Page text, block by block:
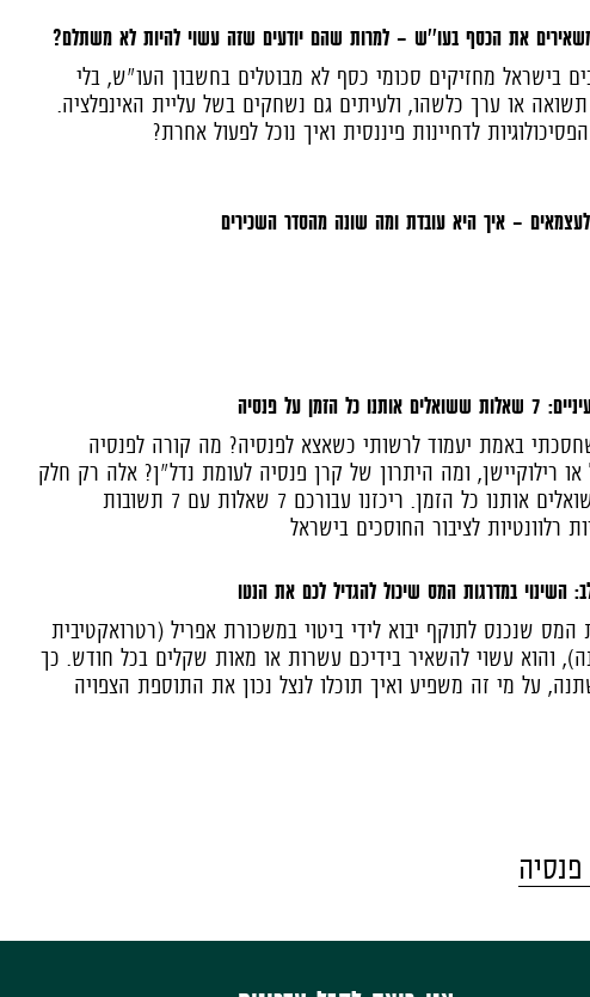
את הכסף בעו''ש – למרות שהם יודעים שזה עשוי להיות לא משתלם?
בישראל מחזיקים סכומי כסף לא מבוטלים בחשבון העו"ש, בלי
או ערך כלשהו, ולעיתים גם נשחקים בשל עליית האינפלציה.
לדחיינות פיננסית ואיך נוכל לפעול אחרת?
- איך היא עובדת ומה שונה מהסדר השכירים
הזמן על פנסיה
באמת יעמוד לרשותי כשאצא לפנסיה? מה קורה לפנסיה
או רילוקיישן, ומה היתרון של קרן פנסיה לעומת נדל"ן? אלה רק חלק
מהשאלות ששואלים אותנו כל הזמן. ריכזנו עבורכם 7 שאלות עם 7 תשובות
רלוונטיות לציבור החוסכים בישראל
השינוי במדרגות המס שיכול להגדיל לכם את הנטו
המס שנכנס לתוקף יבוא לידי ביטוי במשכורת אפריל (רטרואקטיבית
והוא עשוי להשאיר בידיכם עשרות או מאות שקלים בכל חודש. כך
על מי זה משפיע ואיך תוכלו לנצל נכון את התוספת הצפויה